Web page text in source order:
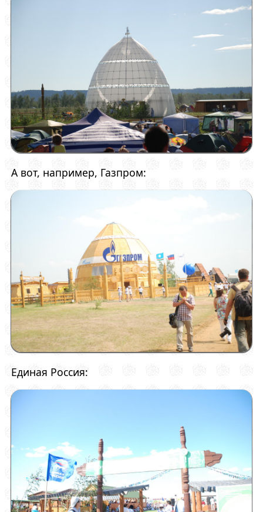
А вот, например, Газпром:
Единая Россия: